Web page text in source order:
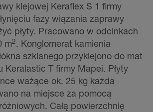
klejowej Keraflex S 1 firmy
fazy wiązania zaprawy
płyty. Pracowano w odcinkach
m2. Konglomerat kamienia
szklanego przyklejono do mat
Keralastic T firmy Mapei. Płyty
ważące ok. 25 kg każda
na miejsce za pomocą
Całą powierzchnię